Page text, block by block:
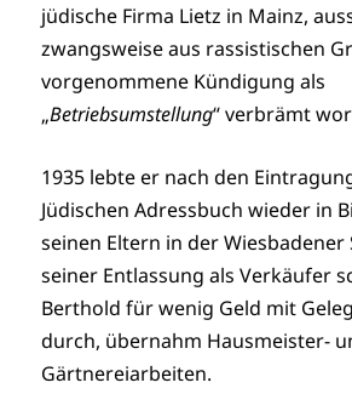
jüdische Firma Lietz in Mainz,
zwangsweise aus rassistischen
vorgenommene Kündigung als
„Betriebsumstellung“ verbrämt
1935 lebte er nach den
Jüdischen Adressbuch wieder in
seinen Eltern in der Wiesbadener
seiner Entlassung als Verkäufer
Berthold für wenig Geld mit
durch, übernahm Hausmeister-
Gärtnereiarbeiten.